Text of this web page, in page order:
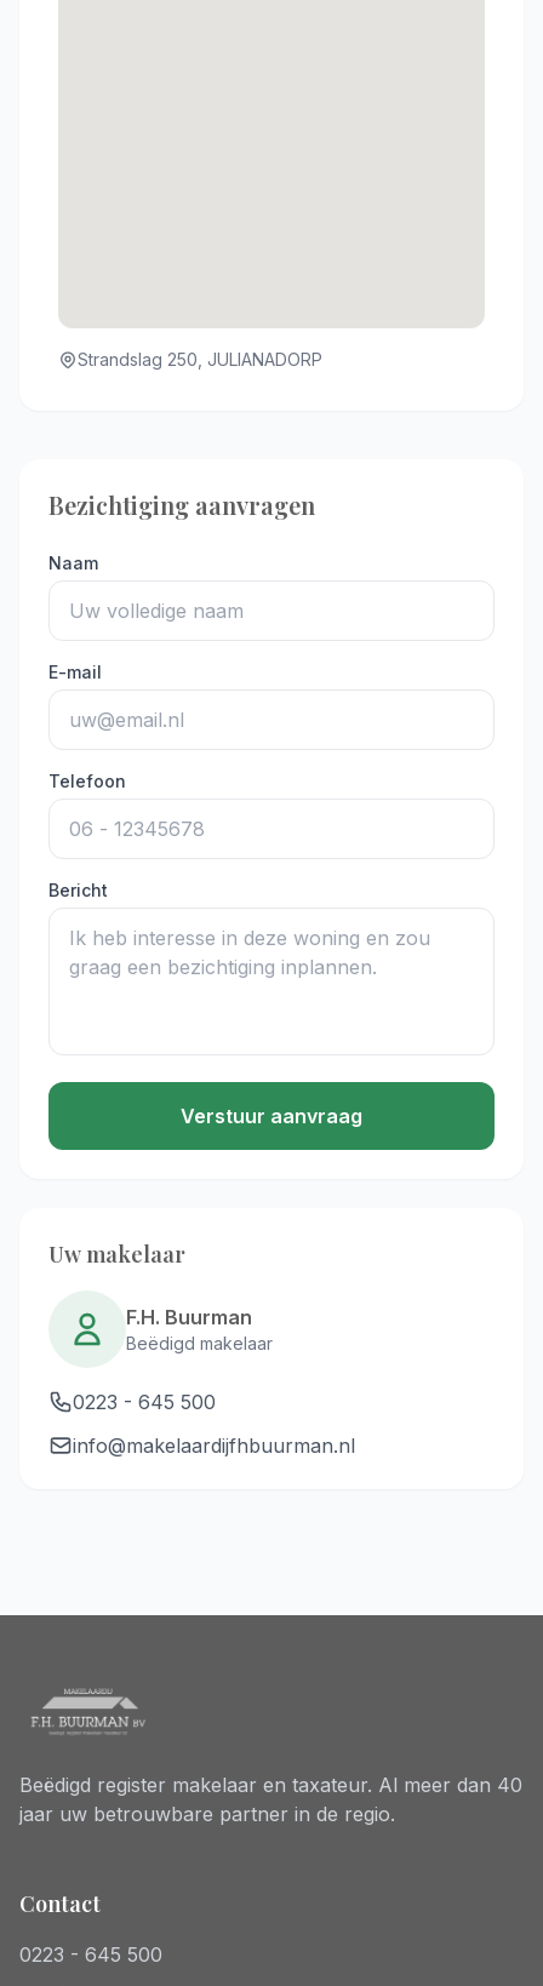
Strandslag 250, JULIANADORP
Bezichtiging aanvragen
Naam
E-mail
Telefoon
Bericht
Verstuur aanvraag
Uw makelaar
F.H. Buurman
Beëdigd makelaar
0223 - 645 500
info@makelaardijfhbuurman.nl
Beëdigd register makelaar en taxateur. Al meer dan 40
jaar uw betrouwbare partner in de regio.
Contact
0223 - 645 500